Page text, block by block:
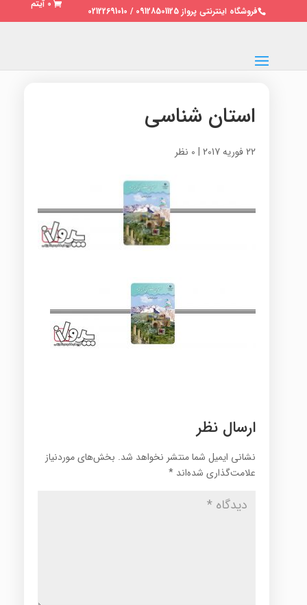
فروشگاه اینترنتی پرواز 09128501125 / 02122691010
0 آیتم
استان شناسی
22 فوریه 2017 | 0 نظر
ارسال نظر
نشانی ایمیل شما منتشر نخواهد شد. بخش‌های موردنیاز
علامت‌گذاری شده‌اند *